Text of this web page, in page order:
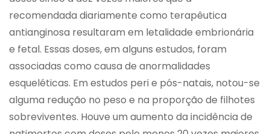
recomendada diariamente como terapêutica
antianginosa resultaram em letalidade embrionária
e fetal. Essas doses, em alguns estudos, foram
associadas como causa de anormalidades
esqueléticas. Em estudos peri e pós-natais, notou-se
alguma redução no peso e na proporção de filhotes
sobreviventes. Houve um aumento da incidência de